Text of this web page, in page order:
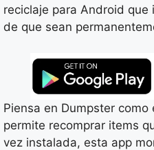
reciclaje para Android
de que sean
Piensa en Dumpster
permite recomprar items
vez instalada, esta app